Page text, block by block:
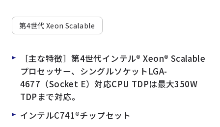
第4世代 Xeon Scalable
［主な特徴］第4世代インテル® Xeon® Scalable
プロセッサー、シングルソケットLGA-
4677（Socket E）対応CPU TDPは最大350W
TDPまで対応。
インテルC741®チップセット